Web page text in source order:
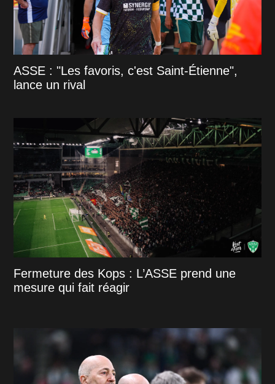
ASSE : "Les favoris, c'est Saint-Étienne",
lance un rival
Fermeture des Kops : L’ASSE prend une
mesure qui fait réagir